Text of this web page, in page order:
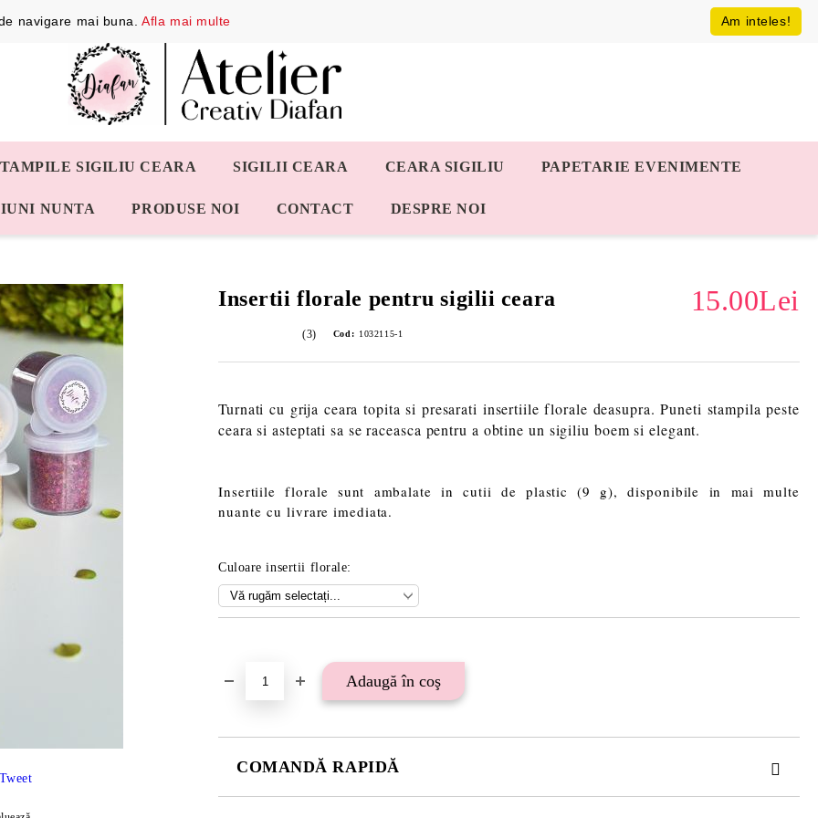
SIGILIU CEARA SIGILII CEARA CEARA SIGILIU PAPETARIE EVENIMENTE
NUNTA PRODUSE NOI CONTACT DESPRE NOI
Insertii florale pentru sigilii ceara 15.00Lei
(3) Cod: 1032115-1
Turnati cu grija ceara topita si presarati insertiile florale deasupra. Puneti stampila peste
ceara si asteptati sa se raceasca pentru a obtine un sigiliu boem si elegant.
Insertiile florale sunt ambalate in cutii de plastic (9 g), disponibile in mai multe
nuante cu livrare imediata.
Culoare insertii florale:
COMANDĂ RAPIDĂ
Tweet
Am inteles!
navigare mai buna.Afla mai multe